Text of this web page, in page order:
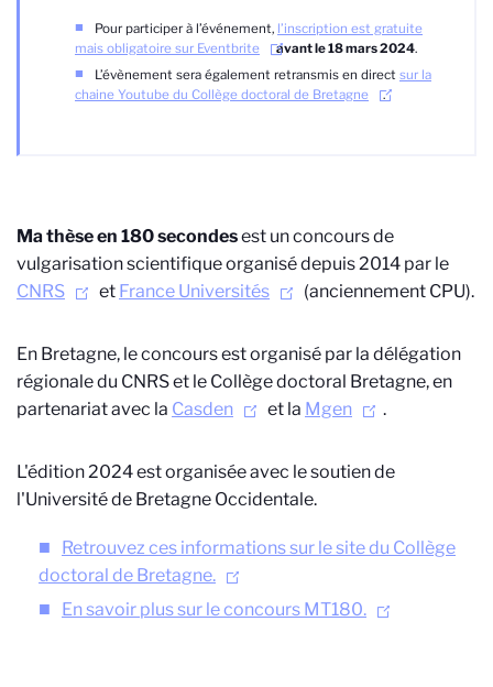
Pour participer à l’événement, l’inscription est gratuite
mais obligatoire sur Eventbrite
avant le 18 mars 2024.
L’évènement sera également retransmis en direct sur la
chaine Youtube du Collège doctoral de Bretagne
.
Ma thèse en 180 secondesest un concours de
vulgarisation scientifique organisé depuis 2014 par le
CNRS
et France Universités (anciennement CPU).
En Bretagne, le concours est organisé par la délégation
régionale du CNRS et le Collège doctoral Bretagne, en
partenariat avec la Casden et la Mgen .
L'édition 2024 est organisée avec le soutien de
l'Université de Bretagne Occidentale.
Retrouvez ces informations sur le site du Collège
doctoral de Bretagne.
En savoir plus sur le concours MT180.